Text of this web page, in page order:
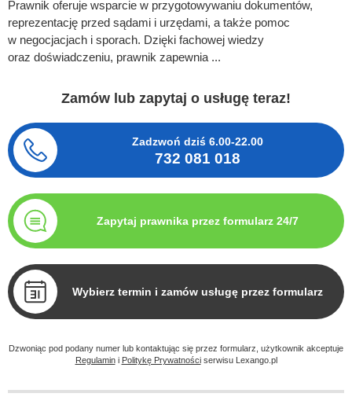
Prawnik oferuje wsparcie w przygotowywaniu dokumentów,
reprezentację przed sądami i urzędami, a także pomoc
w negocjacjach i sporach. Dzięki fachowej wiedzy
oraz doświadczeniu, prawnik zapewnia ...
Zamów lub zapytaj o usługę teraz!
Zadzwoń dziś 6.00-22.00
732 081 018
Zapytaj prawnika przez formularz 24/7
Wybierz termin i zamów usługę przez formularz
Dzwoniąc pod podany numer lub kontaktując się przez formularz, użytkownik akceptuje
Regulamini Politykę Prywatnościserwisu Lexango.pl